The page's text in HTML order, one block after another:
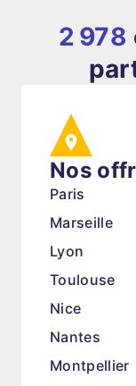
2 978
Nos
Paris
Marseille
Lyon
Toulouse
Nice
Nantes
Montpellier